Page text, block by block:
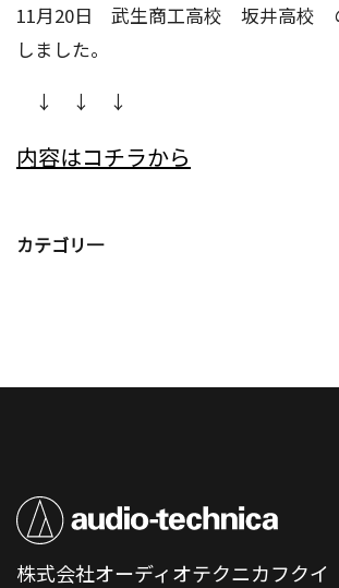
11月20日 武生商工高校 坂井高校
しました。
↓ ↓ ↓
内容はコチラから
カテゴリ一
株式会社オーディオテクニカフクイ